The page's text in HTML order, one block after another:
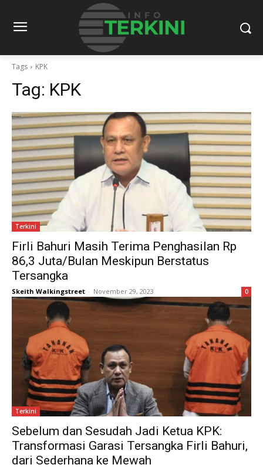
Tags KPK
Tag: KPK
Terkini
Firli Bahuri Masih Terima Penghasilan Rp
86,3 Juta/Bulan Meskipun Berstatus
Tersangka
Skeith Walkingstreet - November 29, 2023 0
Terkini
Sebelum dan Sesudah Jadi Ketua KPK:
Transformasi Garasi Tersangka Firli Bahuri,
dari Sederhana ke Mewah